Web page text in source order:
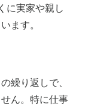
に実家や親し
ます。
繰り返しで、
ん。特に仕事